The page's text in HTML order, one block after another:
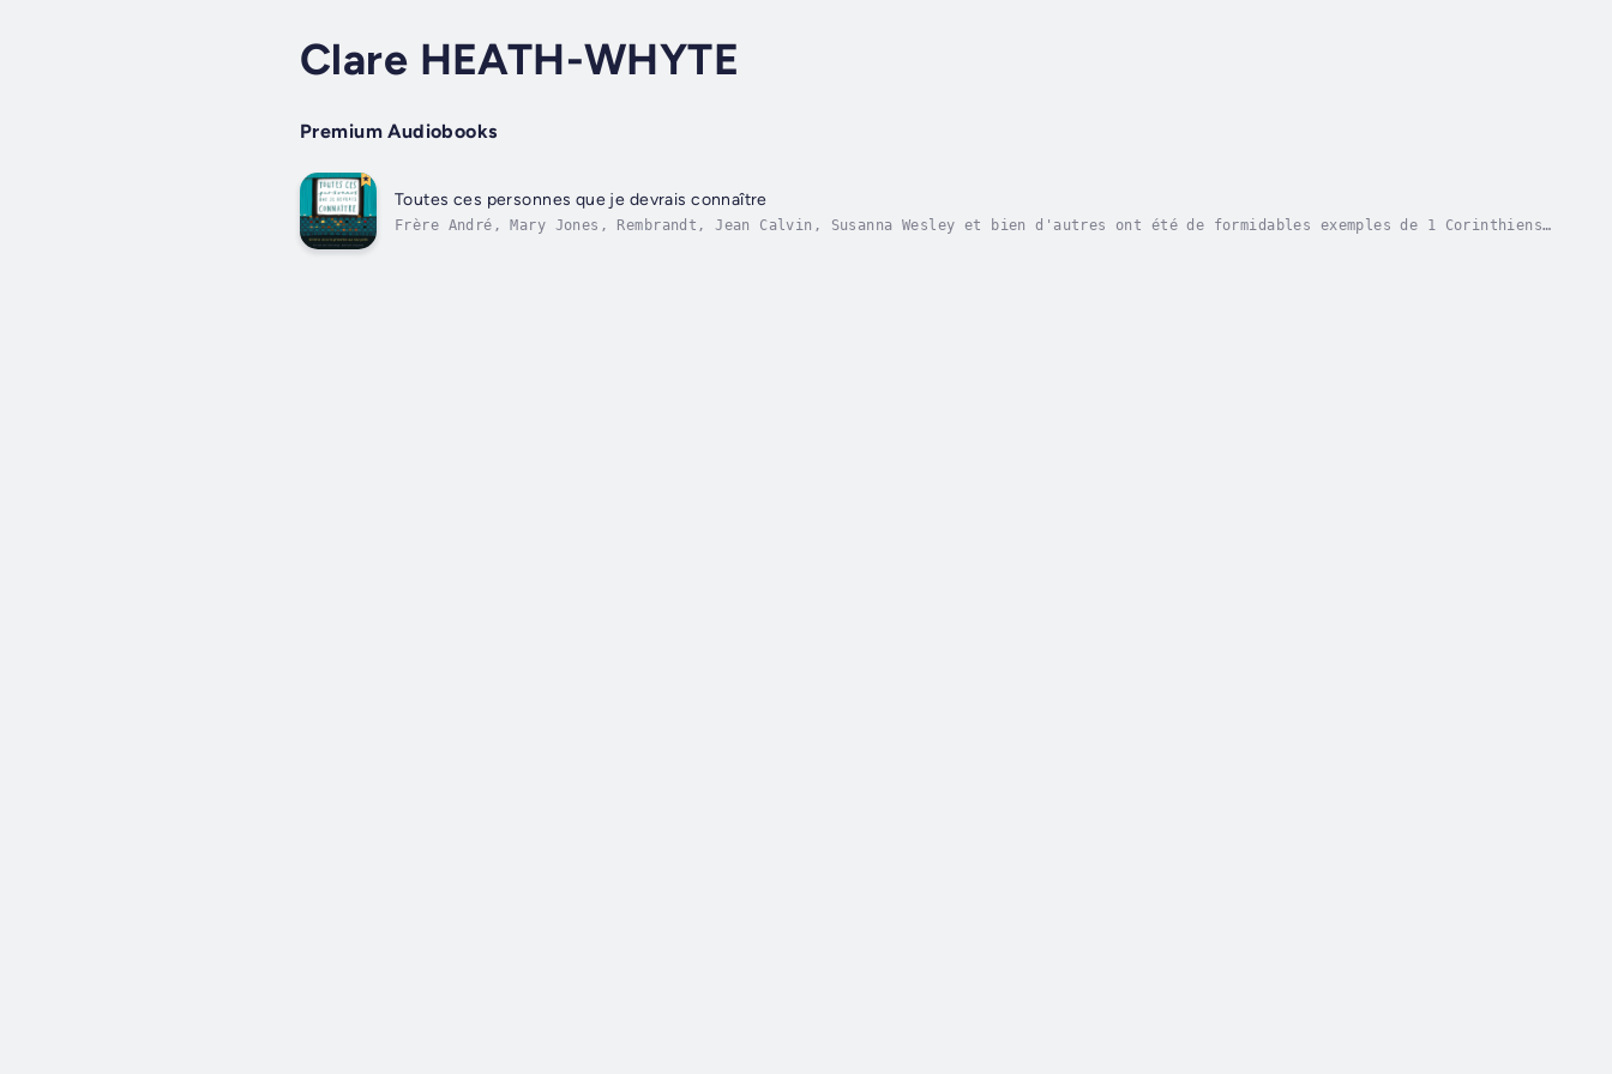
Clare HEATH-WHYTE
Premium Audiobooks
Toutes ces personnes que je devrais connaître
Frère André, Mary Jones, Rembrandt, Jean Calvin, Susanna Wesley et bien d'autres ont été de formidables exemples de 1 Corinthiens